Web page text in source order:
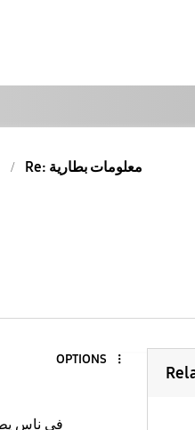
Re: معلومات بطارية
OPTIONS